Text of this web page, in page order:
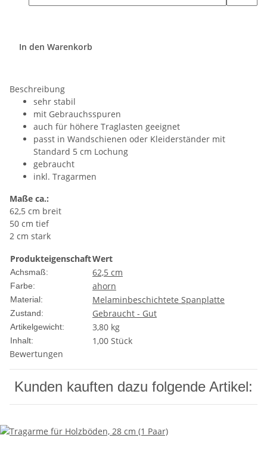
In den Warenkorb
Beschreibung
sehr stabil
mit Gebrauchsspuren
auch für höhere Traglasten geeignet
passt in Wandschienen oder Kleiderständer mit
Standard 5 cm Lochung
gebraucht
inkl. Tragarmen
Maße ca.:
62,5 cm breit
50 cm tief
2 cm stark
ProdukteigenschaftWert
Achsmaß: 62,5 cm
Farbe: ahorn
Material: Melaminbeschichtete Spanplatte
Zustand: Gebraucht - Gut
Artikelgewicht: 3,80 kg
Inhalt:
1,00 Stück
Bewertungen
Kunden kauften dazu folgende Artikel: